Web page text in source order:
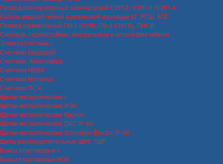
Провод изолированный самонесущий СИП-2 / СИП-3 / СИП-4
Кабель медный гибкий в резиновой изоляции КГ, РПШ, КОГ
Провод одножильный ПВ-1 (ПУВ), ПВ-3 (ПУГВ), ПНСВ
Силовые, термостойкие, контрольные и оптические кабели
Электросчетчики
Счетчики Меркурий
Счетчики Энергомера
Счетчики НЕВА
Счетчики Матрица
Счетчики ПСЧ
Щитки металлические
Щитки металлические ИЭК
Щитки металлические Кронус
Щитки металлические DKC IP-65
Щитки металлические Schneider Electric IP-66
Щиты распределительные ЩРС / ЩР
Боксы пластиковые
Боксы пластиковые ИЭК